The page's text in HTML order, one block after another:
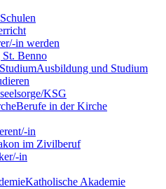
in werden
St. Benno
Ausbildung und Studium
KSG
Berufe in der Kirche
in
im Zivilberuf
in
Katholische Akademie